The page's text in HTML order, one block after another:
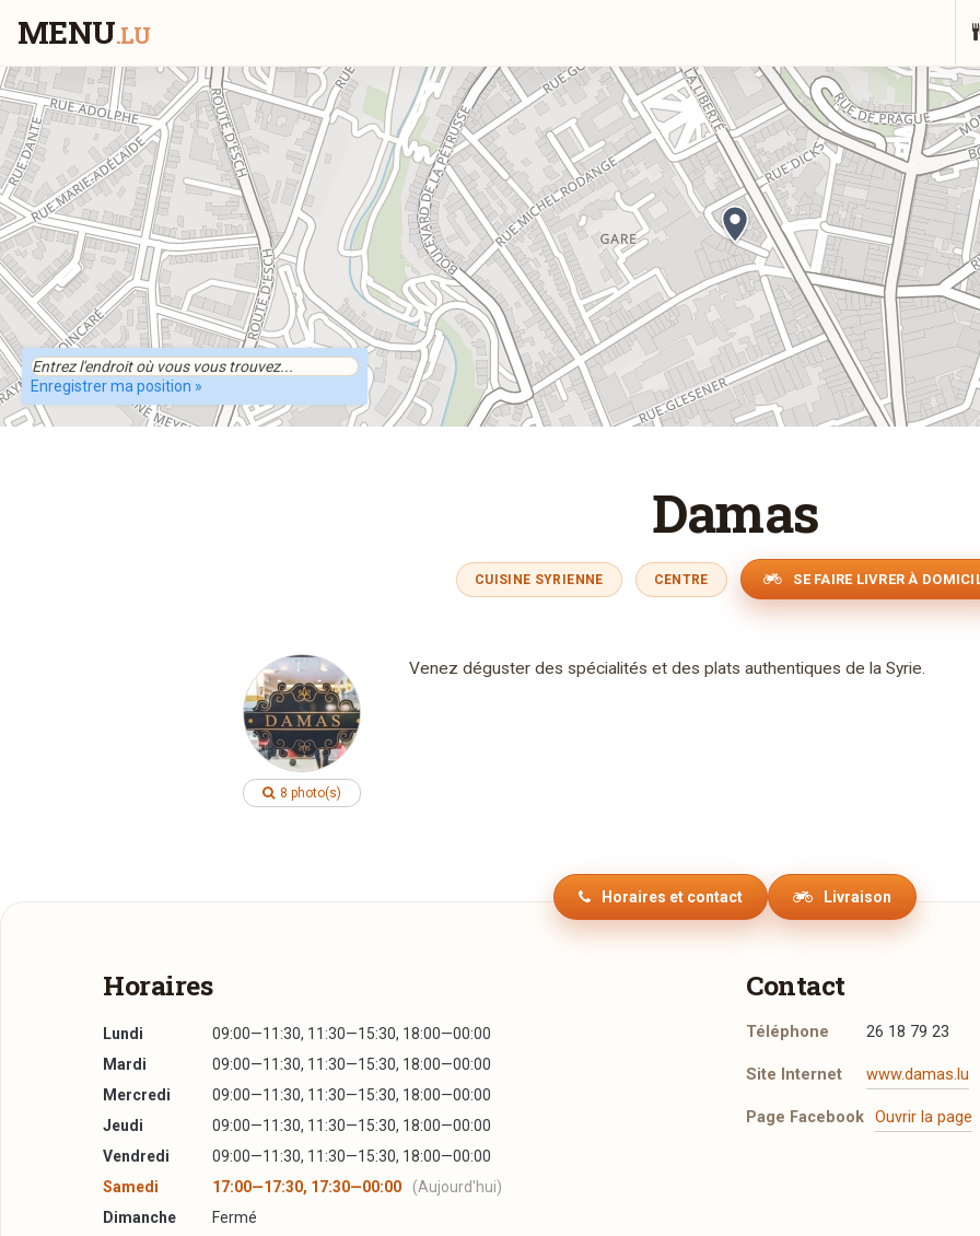
MENU.LU
Enregistrer ma position »
Damas
CUISINE SYRIENNE CENTRE SE FAIRE LIVRER À
8 photo(s)
Venez déguster des spécialités et des plats authentiques de la Syrie.
Horaires et contact Livraison
Horaires
Lundi
09:00—11:30, 11:30—15:30, 18:00—00:00
Mardi
09:00—11:30, 11:30—15:30, 18:00—00:00
Mercredi
09:00—11:30, 11:30—15:30, 18:00—00:00
Jeudi
09:00—11:30, 11:30—15:30, 18:00—00:00
Vendredi
09:00—11:30, 11:30—15:30, 18:00—00:00
Samedi
17:00—17:30, 17:30—00:00
(Aujourd'hui)
Dimanche
Fermé
Contact
Téléphone 26 18 79 23
Site Internet www.damas.lu
Page Facebook Ouvrir la page